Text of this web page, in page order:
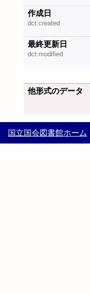
作成日
dct:created
最終更新日
dct:modified
他形式のデータ
国立国会図書館ホーム